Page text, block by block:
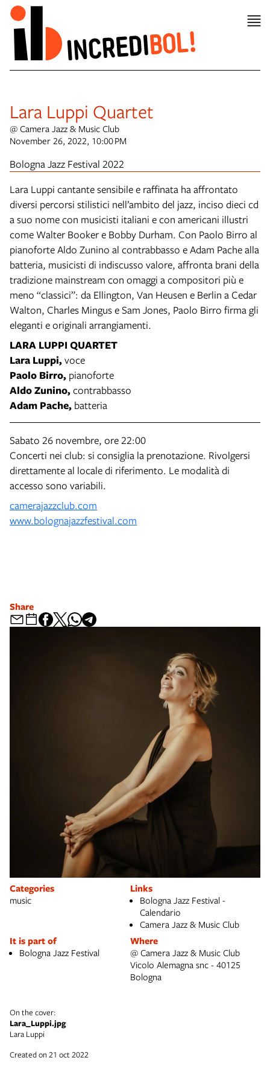
Lara Luppi Quartet
@ Camera Jazz & Music Club
November 26, 2022, 10:00 PM
Bologna Jazz Festival 2022
Lara Luppi cantante sensibile e raffinata ha affrontato
diversi percorsi stilistici nell’ambito del jazz, inciso dieci cd
a suo nome con musicisti italiani e con americani illustri
come Walter Booker e Bobby Durham. Con Paolo Birro al
pianoforte Aldo Zunino al contrabbasso e Adam Pache alla
batteria, musicisti di indiscusso valore, affronta brani della
tradizione mainstream con omaggi a compositori più e
meno “classici”: da Ellington, Van Heusen e Berlin a Cedar
Walton, Charles Mingus e Sam Jones, Paolo Birro firma gli
eleganti e originali arrangiamenti.
LARA LUPPI QUARTET
Lara Luppi,voce
Paolo Birro, pianoforte
Aldo Zunino,contrabbasso
Adam Pache, batteria
Sabato 26 novembre, ore 22:00
Concerti nei club: si consiglia la prenotazione. Rivolgersi
direttamente al locale di riferimento. Le modalità di
accesso sono variabili.
camerajazzclub.com
www.bolognajazzfestival.com
Categories
music
Links
Bologna Jazz Festival -
Calendario
Camera Jazz & Music Club
It is part of
Bologna Jazz Festival
Where
@ Camera Jazz & Music Club
Vicolo Alemagna snc - 40125
Bologna
Share
On the cover:
Lara_Luppi.jpg
Lara Luppi
Created on 21 oct 2022